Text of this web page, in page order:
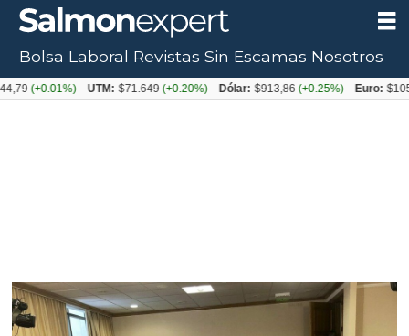
Bolsa Laboral Revistas Sin Escamas Nosotros
UTM: $71.649(+0.20%) Dólar: $913,86(+0.25%) Euro: $1053,08(-